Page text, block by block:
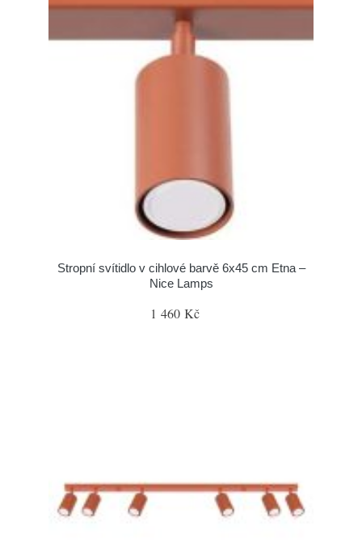
Stropní svítidlo v cihlové barvě 6x45 cm Etna –
Nice Lamps
1 460 Kč